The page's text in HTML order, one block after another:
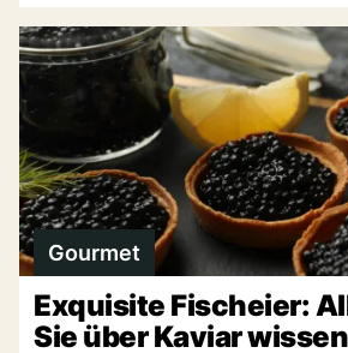
Gourmet
Exquisite Fischeier:
Sie über Kaviar